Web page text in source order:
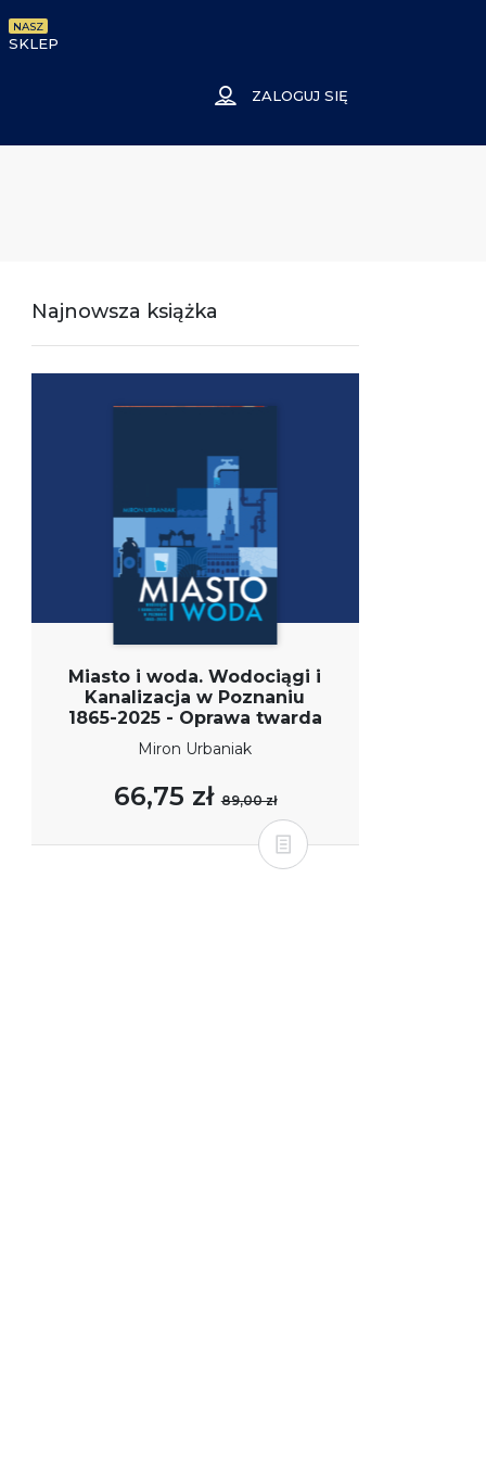
SKLEP
NASZ
ZALOGUJ SIĘ
Najnowsza książka
Miasto i woda. Wodociągi i
Kanalizacja w Poznaniu
1865-2025 - Oprawa twarda
Miron Urbaniak
66,75 zł89,00 zł